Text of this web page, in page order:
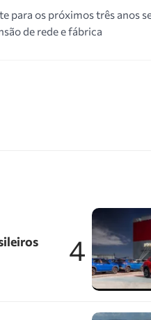
para os próximos três anos
de rede e fábrica
4